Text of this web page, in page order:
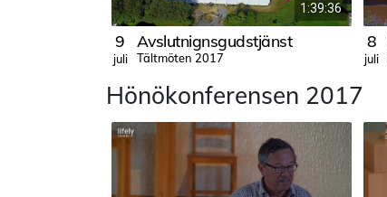
1:39:36
9
juli
Avslutnignsgudstjänst
Tältmöten 2017
8
juli
Hönökonferensen 2017